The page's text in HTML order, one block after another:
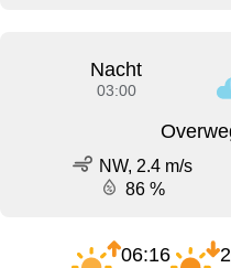
Nacht
03:00
NW, 2.4 m/s
86 %
06:16